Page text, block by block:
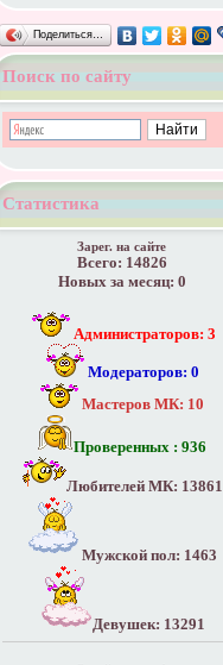
Поделиться…
Поиск по сайту
Статистика
Зарег. на сайте
Всего: 14826
Новых за месяц: 0
Администраторов: 3
Модераторов: 0
Мастеров МК: 10
Проверенных : 936
Любителей МК: 13861
Мужской пол: 1463
Девушек: 13291